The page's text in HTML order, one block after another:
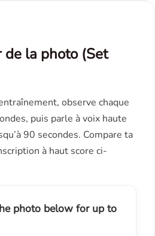
de la photo (Set
observe chaque
puis parle à voix haute
90 secondes. Compare ta
à haut score ci-
photo below for up to